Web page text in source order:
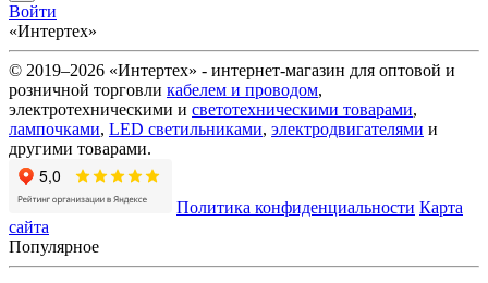
Войти
«Интертех»
© 2019–2026 «Интертех» - интернет-магазин для оптовой и
розничной торговли кабелем и проводом,
электротехническими и светотехническими товарами,
лампочками, LED светильниками, электродвигателями и
другими товарами.
Политика конфиденциальности Карта
сайта
Популярное